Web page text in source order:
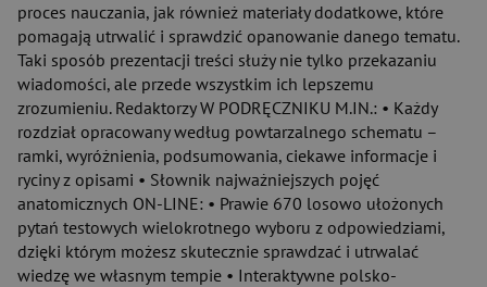
proces nauczania, jak również materiały dodatkowe, które
pomagają utrwalić i sprawdzić opanowanie danego tematu.
Taki sposób prezentacji treści służy nie tylko przekazaniu
wiadomości, ale przede wszystkim ich lepszemu
zrozumieniu. Redaktorzy W PODRĘCZNIKU M.IN.: • Każdy
rozdział opracowany według powtarzalnego schematu –
ramki, wyróżnienia, podsumowania, ciekawe informacje i
ryciny z opisami • Słownik najważniejszych pojęć
anatomicznych ON-LINE: • Prawie 670 losowo ułożonych
pytań testowych wielokrotnego wyboru z odpowiedziami,
dzięki którym możesz skutecznie sprawdzać i utrwalać
wiedzę we własnym tempie • Interaktywne polsko-